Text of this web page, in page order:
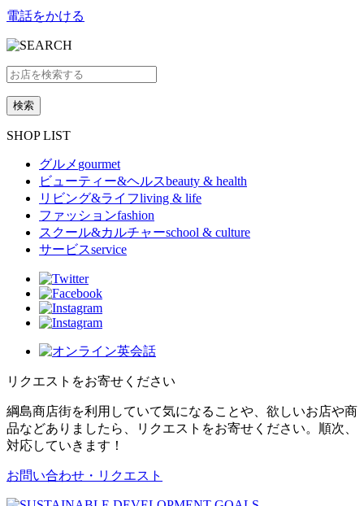
電話をかける
SHOP LIST
グルメ gourmet
ビューティー&ヘルスbeauty & health
リビング&ライフliving & life
ファッションfashion
スクール&カルチャーschool & culture
サービスservice
リクエストをお寄せください
綱島商店街を利用していて気になることや、欲しいお店や商
品などありましたら、リクエストをお寄せください。順次、
対応していきます！
お問い合わせ・リクエスト